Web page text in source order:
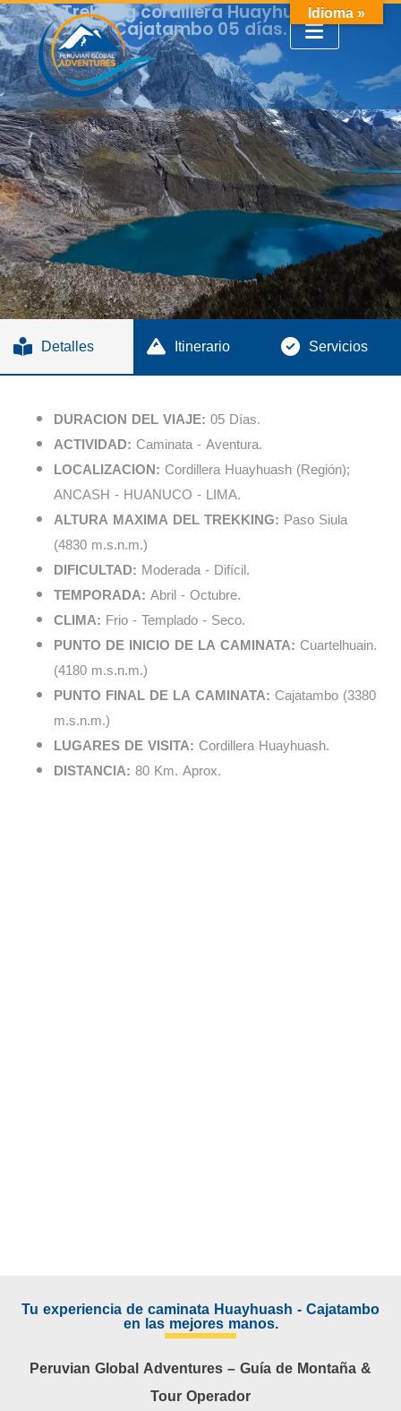
Trekking cordillera Huayhuash -
Cajatambo 05 días.
Detalles Itinerario Servicios
DURACION DEL VIAJE: 05 Días.
ACTIVIDAD: Caminata - Aventura.
LOCALIZACION: Cordillera Huayhuash (Región);
ANCASH - HUANUCO - LIMA.
ALTURA MAXIMA DEL TREKKING: Paso Siula
(4830 m.s.n.m.)
DIFICULTAD: Moderada - Difícil.
TEMPORADA: Abril - Octubre.
CLIMA: Frio - Templado - Seco.
PUNTO DE INICIO DE LA CAMINATA: Cuartelhuain.
(4180 m.s.n.m.)
PUNTO FINAL DE LA CAMINATA: Cajatambo (3380
m.s.n.m.)
LUGARES DE VISITA: Cordillera Huayhuash.
DISTANCIA: 80 Km. Aprox.
Tu experiencia de caminata Huayhuash - Cajatambo
en las mejores manos.
Peruvian Global Adventures – Guía de Montaña &
Tour Operador
Idioma »